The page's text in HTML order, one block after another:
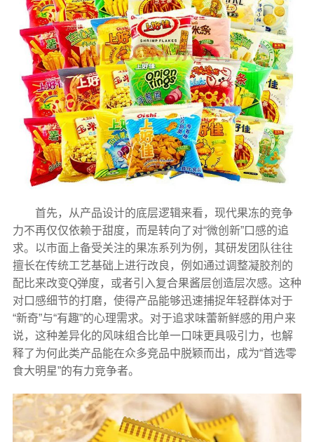
首先，从产品设计的底层逻辑来看，现代果冻的竞争
力不再仅仅依赖于甜度，而是转向了对“微创新”口感的追
求。以市面上备受关注的果冻系列为例，其研发团队往往
擅长在传统工艺基础上进行改良，例如通过调整凝胶剂的
配比来改变Q弹度，或者引入复合果酱层创造层次感。这种
对口感细节的打磨，使得产品能够迅速捕捉年轻群体对于
“新奇”与“有趣”的心理需求。对于追求味蕾新鲜感的用户来
说，这种差异化的风味组合比单一口味更具吸引力，也解
释了为何此类产品能在众多竞品中脱颖而出，成为“首选零
食大明星”的有力竞争者。